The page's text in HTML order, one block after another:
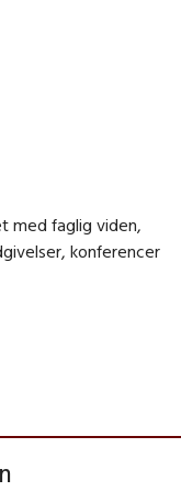
med faglig viden,
konferencer